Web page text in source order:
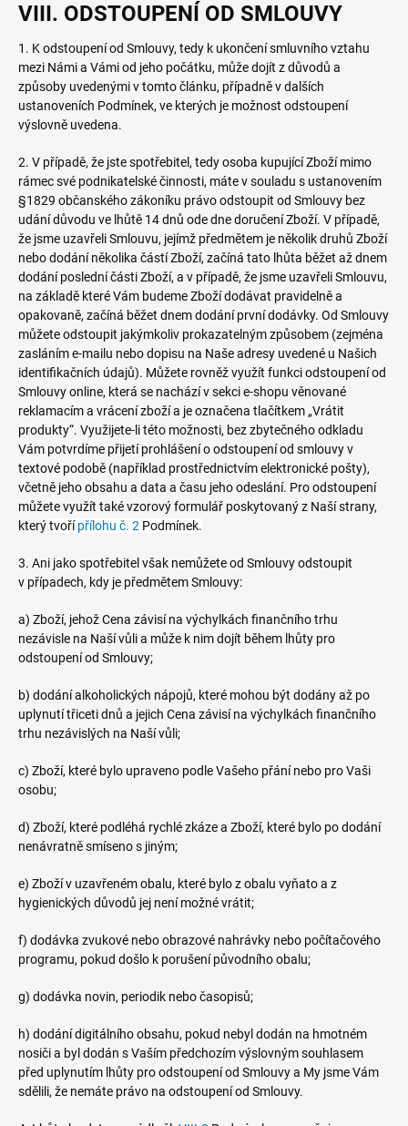
VIII. ODSTOUPENÍ OD SMLOUVY
1. K odstoupení od Smlouvy, tedy k ukončení smluvního vztahu
mezi Námi a Vámi od jeho počátku, může dojít z důvodů a
způsoby uvedenými v tomto článku, případně v dalších
ustanoveních Podmínek, ve kterých je možnost odstoupení
výslovně uvedena.
2. V případě, že jste spotřebitel, tedy osoba kupující Zboží mimo
rámec své podnikatelské činnosti, máte v souladu s ustanovením
§1829 občanského zákoníku právo odstoupit od Smlouvy bez
udání důvodu ve lhůtě 14 dnů ode dne doručení Zboží. V případě,
že jsme uzavřeli Smlouvu, jejímž předmětem je několik druhů Zboží
nebo dodání několika částí Zboží, začíná tato lhůta běžet až dnem
dodání poslední části Zboží, a v případě, že jsme uzavřeli Smlouvu,
na základě které Vám budeme Zboží dodávat pravidelně a
opakovaně, začíná běžet dnem dodání první dodávky. Od Smlouvy
můžete odstoupit jakýmkoliv prokazatelným způsobem (zejména
zasláním e-mailu nebo dopisu na Naše adresy uvedené u Našich
identifikačních údajů). Můžete rovněž využít funkci odstoupení od
Smlouvy online, která se nachází v sekci e-shopu věnované
reklamacím a vrácení zboží a je označena tlačítkem „Vrátit
produkty“. Využijete-li této možnosti, bez zbytečného odkladu
Vám potvrdíme přijetí prohlášení o odstoupení od smlouvy v
textové podobě (například prostřednictvím elektronické pošty),
včetně jeho obsahu a data a času jeho odeslání. Pro odstoupení
můžete využít také vzorový formulář poskytovaný z Naší strany,
kterýtvořípřílohu č. 2 Podmínek.
3. Ani jako spotřebitel však nemůžete od Smlouvy odstoupit
v případech, kdy je předmětem Smlouvy:
a) Zboží, jehož Cena závisí na výchylkách finančního trhu
nezávisle na Naší vůli a může k nim dojít během lhůty pro
odstoupení od Smlouvy;
b) dodání alkoholických nápojů, které mohou být dodány až po
uplynutí třiceti dnů a jejich Cena závisí na výchylkách finančního
trhu nezávislých na Naší vůli;
c) Zboží, které bylo upraveno podle Vašeho přání nebo pro Vaši
osobu;
d) Zboží, které podléhá rychlé zkáze a Zboží, které bylo po dodání
nenávratně smíseno s jiným;
e) Zboží v uzavřeném obalu, které bylo z obalu vyňato a z
hygienických důvodů jej není možné vrátit;
f) dodávka zvukové nebo obrazové nahrávky nebo počítačového
programu, pokud došlo k porušení původního obalu;
g) dodávka novin, periodik nebo časopisů;
h) dodání digitálního obsahu, pokud nebyl dodán na hmotném
nosiči a byl dodán s Vaším předchozím výslovným souhlasem
před uplynutím lhůty pro odstoupení od Smlouvy a My jsme Vám
sdělili, že nemáte právo na odstoupení od Smlouvy.